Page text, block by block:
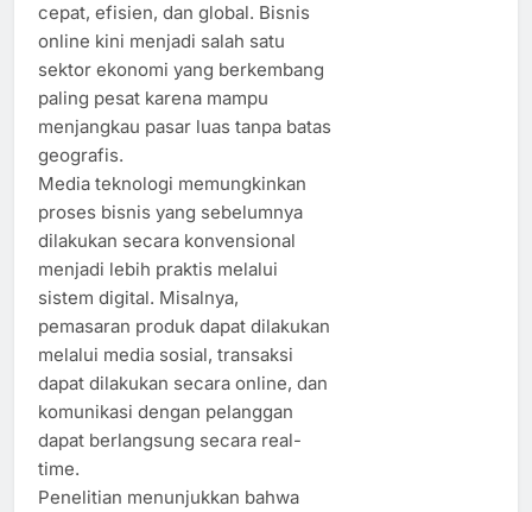
cepat, efisien, dan global. Bisnis
online kini menjadi salah satu
sektor ekonomi yang berkembang
paling pesat karena mampu
menjangkau pasar luas tanpa batas
geografis.
Media teknologi memungkinkan
proses bisnis yang sebelumnya
dilakukan secara konvensional
menjadi lebih praktis melalui
sistem digital. Misalnya,
pemasaran produk dapat dilakukan
melalui media sosial, transaksi
dapat dilakukan secara online, dan
komunikasi dengan pelanggan
dapat berlangsung secara real-
time.
Penelitian menunjukkan bahwa